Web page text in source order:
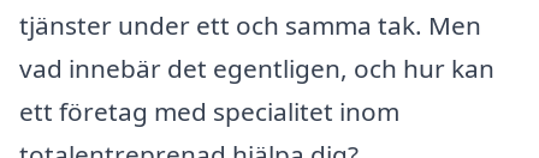
tjänster under ett och samma tak. Men
vad innebär det egentligen, och hur kan
ett företag med specialitet inom